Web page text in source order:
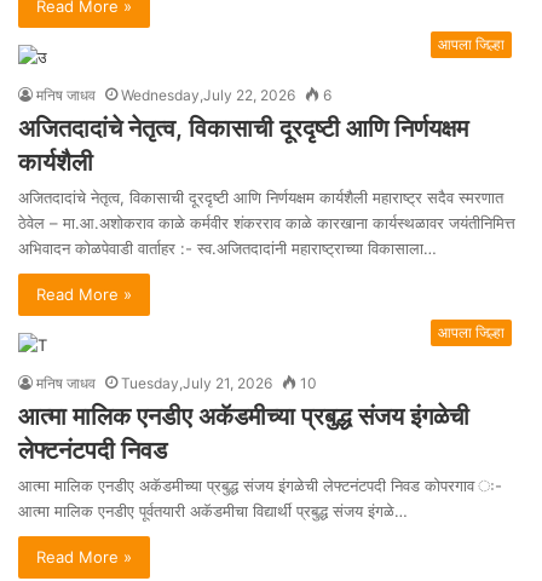
Read More »
आपला जिल्हा
मनिष जाधव Wednesday,July 22, 2026 6
अजितदादांचे नेतृत्व, विकासाची दूरदृष्टी आणि निर्णयक्षम
कार्यशैली
अजितदादांचे नेतृत्व, विकासाची दूरदृष्टी आणि निर्णयक्षम कार्यशैली महाराष्ट्र सदैव स्मरणात
ठेवेल – मा.आ.अशोकराव काळे कर्मवीर शंकरराव काळे कारखाना कार्यस्थळावर जयंतीनिमित्त
अभिवादन कोळपेवाडी वार्ताहर :- स्व.अजितदादांनी महाराष्ट्राच्या विकासाला…
Read More »
आपला जिल्हा
मनिष जाधव Tuesday,July 21, 2026 10
आत्मा मालिक एनडीए अकॅडमीच्या प्रबुद्ध संजय इंगळेची
लेफ्टनंटपदी निवड
आत्मा मालिक एनडीए अकॅडमीच्या प्रबुद्ध संजय इंगळेची लेफ्टनंटपदी निवड कोपरगाव ः-
आत्मा मालिक एनडीए पूर्वतयारी अकॅडमीचा विद्यार्थी प्रबुद्ध संजय इंगळे…
Read More »